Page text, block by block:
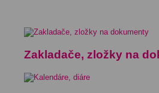
Zakladače, zložky na